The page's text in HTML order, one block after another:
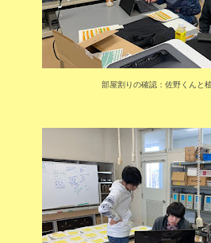
部屋割りの確認：佐野くんと